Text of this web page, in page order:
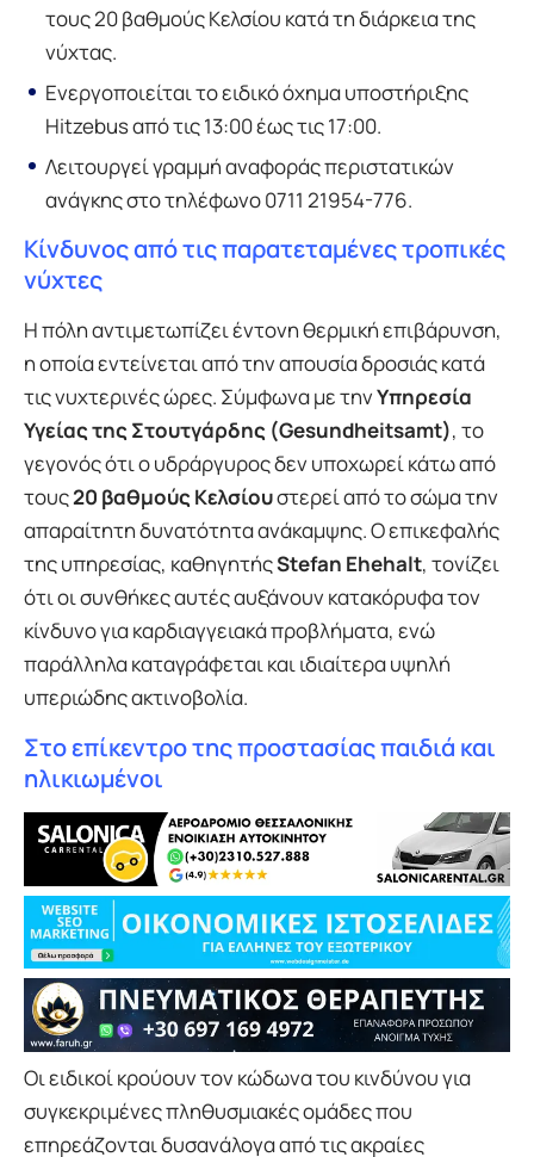
τους 20 βαθμούς Κελσίου κατά τη διάρκεια της
νύχτας.
Ενεργοποιείται το ειδικό όχημα υποστήριξης
Hitzebus από τις 13:00 έως τις 17:00.
Λειτουργεί γραμμή αναφοράς περιστατικών
ανάγκης στο τηλέφωνο 0711 21954-776.
Κίνδυνος από τις παρατεταμένες τροπικές
νύχτες
Η πόλη αντιμετωπίζει έντονη θερμική επιβάρυνση,
η οποία εντείνεται από την απουσία δροσιάς κατά
τις νυχτερινές ώρες. Σύμφωνα με τηνΥπηρεσία
Υγείας της Στουτγάρδης (Gesundheitsamt), το
γεγονός ότι ο υδράργυρος δεν υποχωρεί κάτω από
τους20 βαθμούς Κελσίουστερεί από το σώμα την
απαραίτητη δυνατότητα ανάκαμψης. Ο επικεφαλής
της υπηρεσίας, καθηγητήςStefan Ehehalt, τονίζει
ότι οι συνθήκες αυτές αυξάνουν κατακόρυφα τον
κίνδυνο για καρδιαγγειακά προβλήματα, ενώ
παράλληλα καταγράφεται και ιδιαίτερα υψηλή
υπεριώδης ακτινοβολία.
Στο επίκεντρο της προστασίας παιδιά και
ηλικιωμένοι
Οι ειδικοί κρούουν τον κώδωνα του κινδύνου για
συγκεκριμένες πληθυσμιακές ομάδες που
επηρεάζονται δυσανάλογα από τις ακραίες